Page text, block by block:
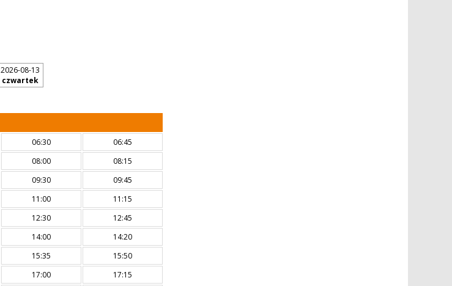
2026-08-13
czwartek
06:30
06:45
08:00
08:15
09:30
09:45
11:00
11:15
12:30
12:45
14:00
14:20
15:35
15:50
17:00 17:15